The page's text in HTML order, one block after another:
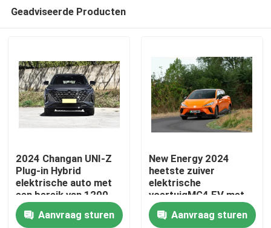
Thuis
Producten
Geadviseerde Producten
2024 Changan UNI-Z
Plug-in Hybrid
elektrische auto met
een bereik van 1200
km
Aanvraag sturen
New Energy 2024
heetste zuiver
elektrische
voertuigMG4 EV met
250N.m.
Aanvraag sturen